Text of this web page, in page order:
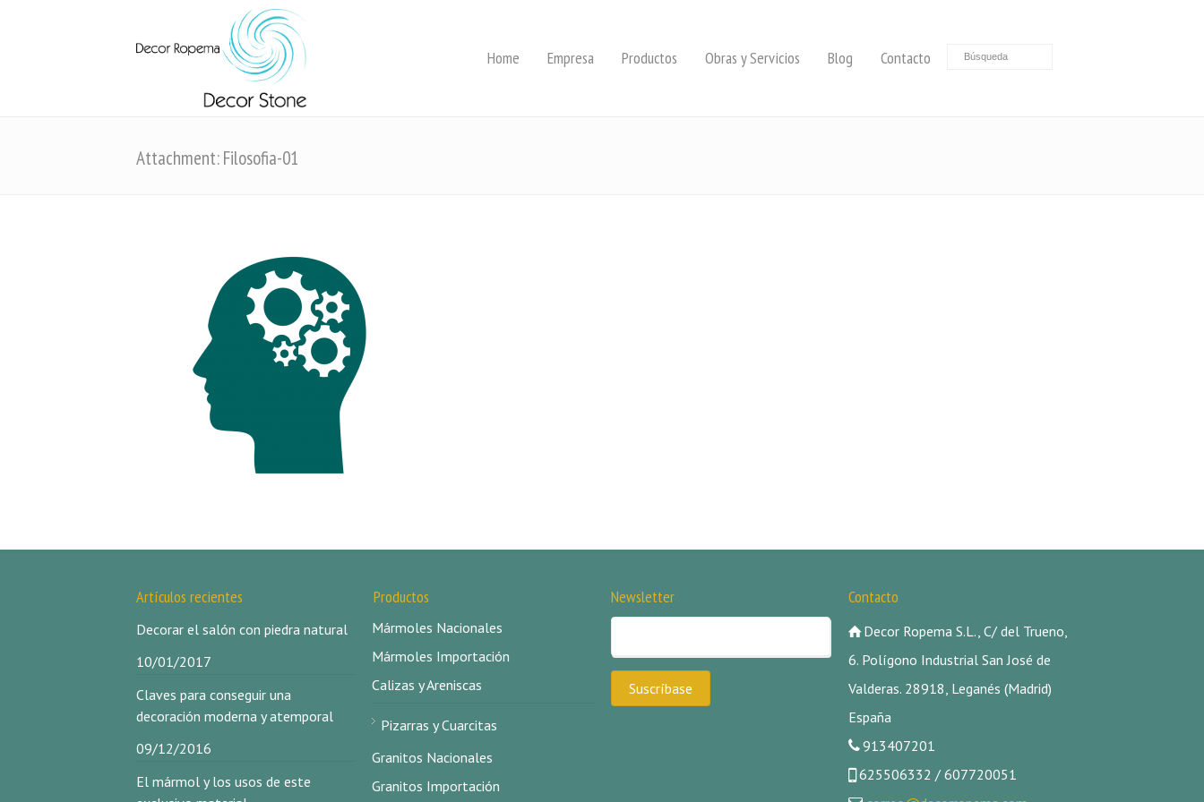
Home Empresa Productos Obras y Servicios Blog Contacto
Attachment: Filosofia-01
Artículos recientes
Decorar el salón con piedra natural
10/01/2017
Claves para conseguir una
decoración moderna y atemporal
09/12/2016
El mármol y los usos de este
Productos
Mármoles Nacionales
Mármoles Importación
Calizas y Areniscas
Pizarras y Cuarcitas
Granitos Nacionales
Granitos Importación
Newsletter Contacto
Decor Ropema S.L., C/ del Trueno,
6. Polígono Industrial San José de
Valderas. 28918, Leganés (Madrid)
España
913407201
625506332 / 607720051